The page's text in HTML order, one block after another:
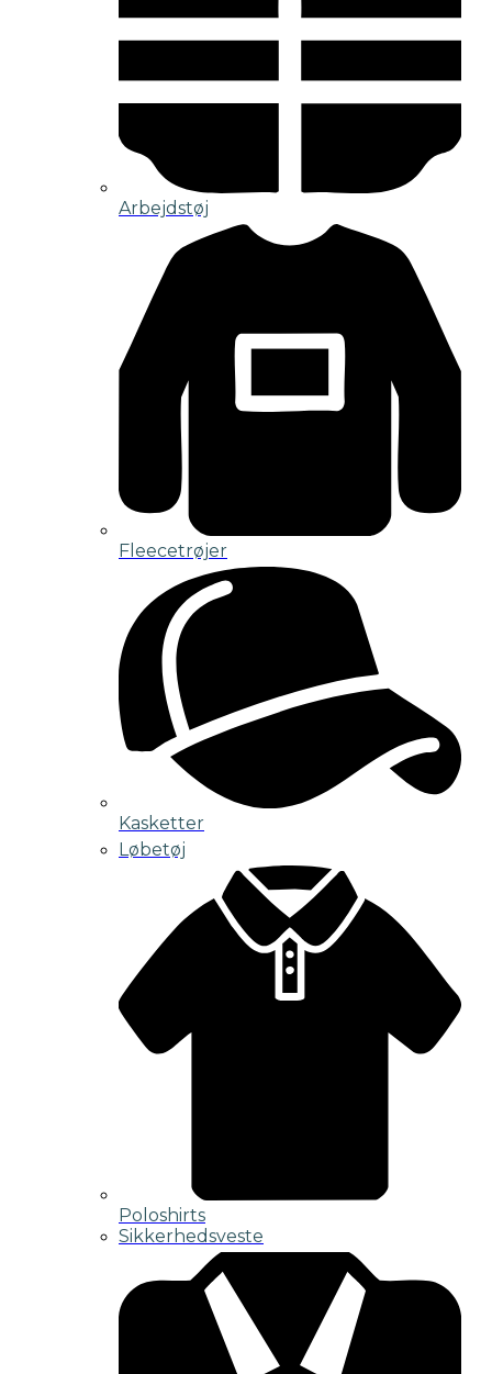
Arbejdstøj
Fleecetrøjer
Kasketter
Løbetøj
Poloshirts
Sikkerhedsveste